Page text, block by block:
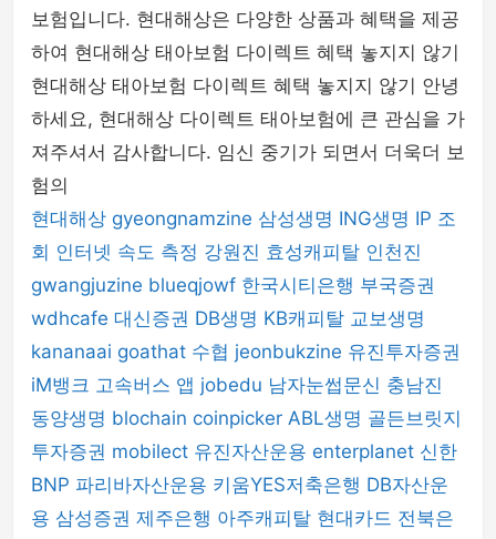
보험입니다. 현대해상은 다양한 상품과 혜택을 제공
하여 현대해상 태아보험 다이렉트 혜택 놓지지 않기
현대해상 태아보험 다이렉트 혜택 놓지지 않기 안녕
하세요, 현대해상 다이렉트 태아보험에 큰 관심을 가
져주셔서 감사합니다. 임신 중기가 되면서 더욱더 보
험의
현대해상 gyeongnamzine 삼성생명 ING생명 IP 조
회 인터넷 속도 측정 강원진 효성캐피탈 인천진
gwangjuzine blueqjowf 한국시티은행 부국증권
wdhcafe 대신증권 DB생명 KB캐피탈 교보생명
kananaai goathat 수협 jeonbukzine 유진투자증권
iM뱅크 고속버스 앱 jobedu 남자눈썹문신 충남진
동양생명 blochain coinpicker ABL생명 골든브릿지
투자증권 mobilect 유진자산운용 enterplanet 신한
BNP 파리바자산운용 키움YES저축은행 DB자산운
용 삼성증권 제주은행 아주캐피탈 현대카드 전북은